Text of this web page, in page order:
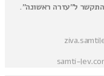
ל"עזרה ראשונה".